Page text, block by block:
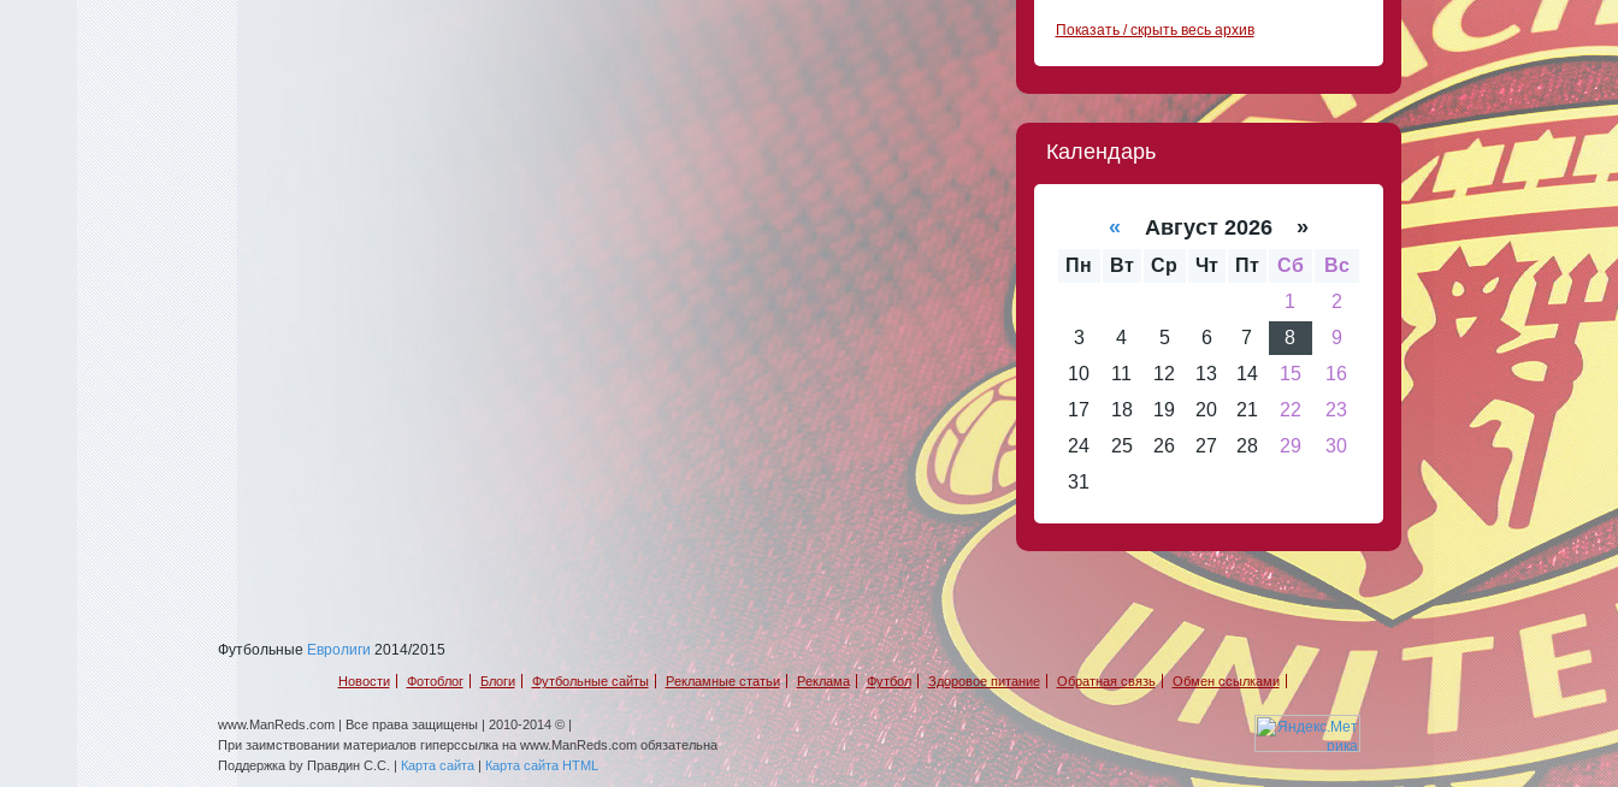
Показать / скрыть весь архив
Календарь
« Август 2026 »
Пн Вт Ср Чт Пт Сб
Вс
1
2
3
4 5 6 7 8
9
10
11 12 13 14 15
16
17
18 19 20 21 22
23
24
25 26 27 28 29
30
31
Футбольные Евролиги 2014/2015
Новости Фотоблог Блоги Футбольные сайты Рекламные статьи Реклама Футбол Здоровое питание Обратная связь Обмен ссылками
www.ManReds.com | Все права защищены | 2010-2014 © |
При заимствовании материалов гиперссылка на www.ManReds.com обязательна
Поддержка by Правдин С.С. | Карта сайта| Карта сайта HTML